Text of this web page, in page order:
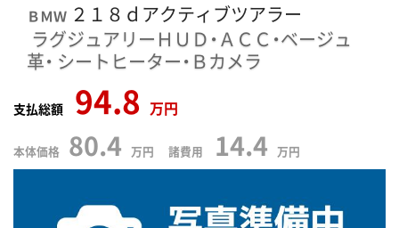
ＢＭＷ ２１８ｄアクティブツアラー
ラグジュアリーＨＵＤ・ＡＣＣ・ベージュ
革・ シートヒーター・Ｂカメラ
支払総額 94.8 万円
本体価格 80.4 万円 諸費用 14.4 万円